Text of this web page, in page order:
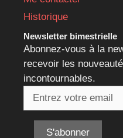
Historique
Newsletter bimestrielle
Abonnez-vous à la
recevoir les
incontournables.